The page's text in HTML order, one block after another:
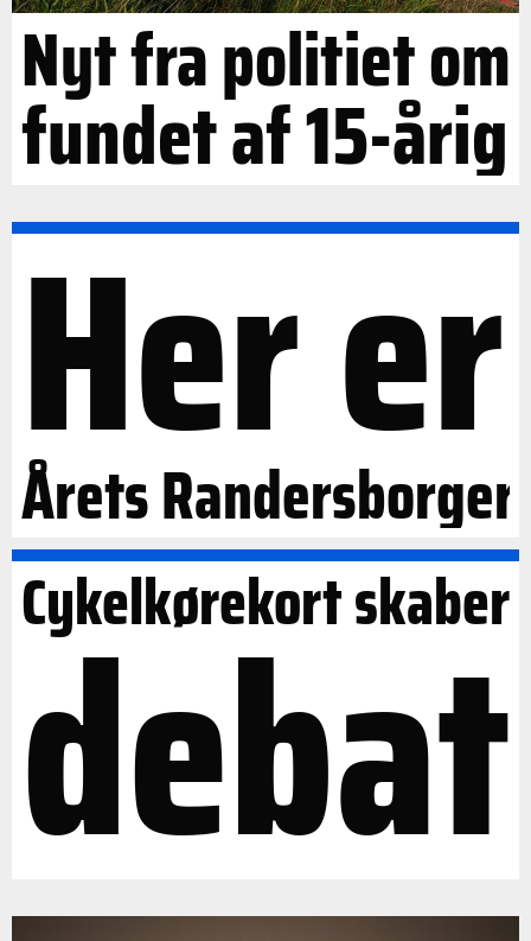
Nyt fra politiet om
fundet af 15-årig
Her er
Årets Randersborger
Cykelkørekort skaber
debat